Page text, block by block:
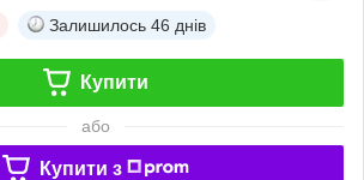
Залишилось 46 днів
Купити
або
Купити з